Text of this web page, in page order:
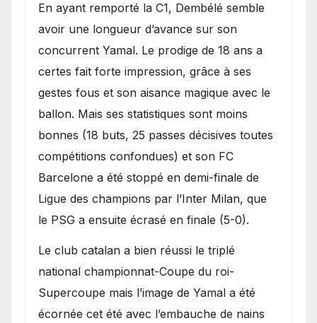
En ayant remporté la C1, Dembélé semble
avoir une longueur d’avance sur son
concurrent Yamal. Le prodige de 18 ans a
certes fait forte impression, grâce à ses
gestes fous et son aisance magique avec le
ballon. Mais ses statistiques sont moins
bonnes (18 buts, 25 passes décisives toutes
compétitions confondues) et son FC
Barcelone a été stoppé en demi-finale de
Ligue des champions par l’Inter Milan, que
le PSG a ensuite écrasé en finale (5-0).
Le club catalan a bien réussi le triplé
national championnat-Coupe du roi-
Supercoupe mais l’image de Yamal a été
écornée cet été avec l’embauche de nains